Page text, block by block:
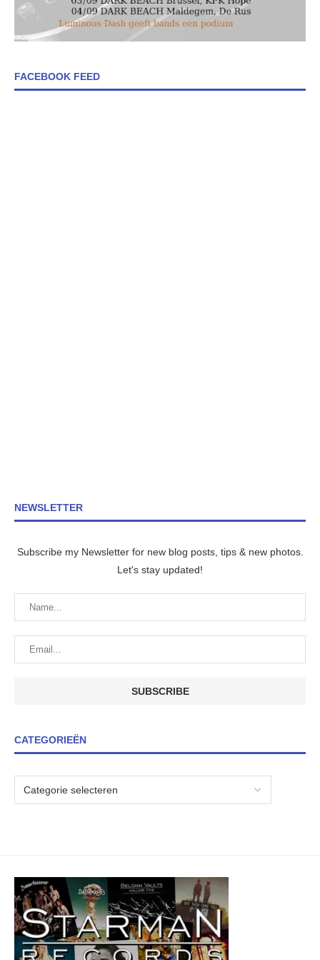
FACEBOOK FEED
NEWSLETTER
Subscribe my Newsletter for new blog posts, tips & new photos.
Let's stay updated!
CATEGORIEËN